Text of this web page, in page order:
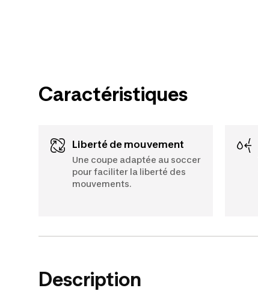
Caractéristiques
Liberté de mouvement
Une coupe adaptée au soccer
pour faciliter la liberté des
mouvements.
Description